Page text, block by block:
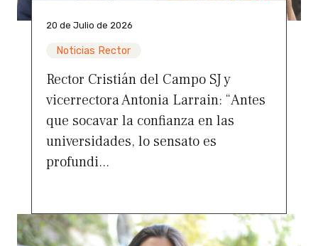
20 de Julio de 2026
Noticias Rector
Rector Cristián del Campo SJ y
vicerrectora Antonia Larrain: “Antes
que socavar la confianza en las
universidades, lo sensato es
profundi...